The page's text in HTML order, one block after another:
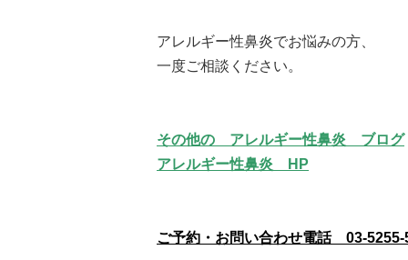
アレルギー性鼻炎でお悩みの方、
一度ご相談ください。
その他の アレルギー性鼻炎 ブログ
アレルギー性鼻炎 HP
ご予約・お問い合わせ電話 03-5255-